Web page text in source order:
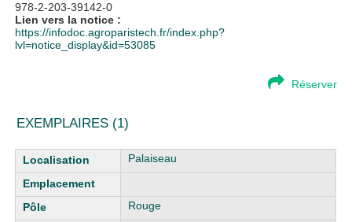
978-2-203-39142-0
Lien vers la notice :
https://infodoc.agroparistech.fr/index.php?
lvl=notice_display&id=53085
Réserver
EXEMPLAIRES (1)
Liste des exemplaires Palaiseau
Rouge